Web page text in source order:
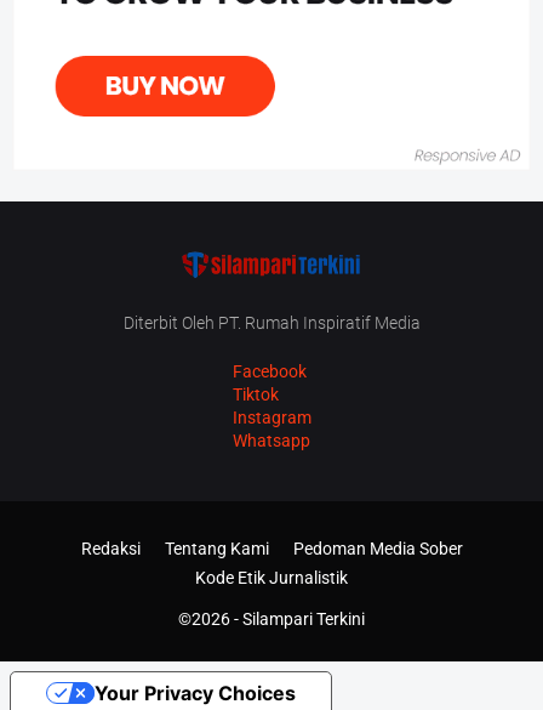
Diterbit Oleh PT. Rumah Inspiratif Media
Facebook
Tiktok
Instagram
Whatsapp
©2026 -Silampari Terkini
Redaksi Tentang Kami
Pedoman Media Sober
Kode Etik Jurnalistik
Your Privacy Choices